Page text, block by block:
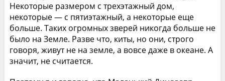
Некоторые размером с трехэтажный дом,
некоторые — с пятиэтажный, а некоторые еще
больше. Таких огромных зверей никогда больше не
было на Земле. Разве что, киты, но они, строго
говоря, живут не на земле, а вовсе даже в океане. А
значит, не считается.